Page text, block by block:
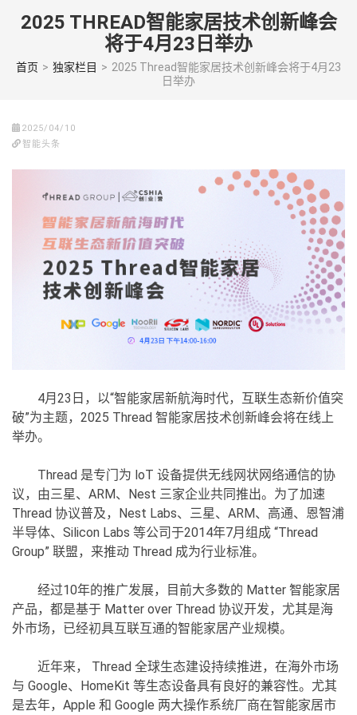
(Press
2025 THREAD智能家居技术创新峰会
将于4月23日举办
首页 > 独家栏目 > 2025 Thread智能家居技术创新峰会将于4月23
日举办
2025/04/10
智能头条
4月23日，以“智能家居新航海时代，互联生态新价值突
破”为主题，2025 Thread 智能家居技术创新峰会将在线上
举办。
Thread 是专门为 loT 设备提供无线网状网络通信的协
议，由三星、ARM、Nest 三家企业共同推出。为了加速
Thread 协议普及，Nest Labs、三星、ARM、高通、恩智浦
半导体、Silicon Labs 等公司于2014年7月组成 “Thread
Group” 联盟，来推动 Thread 成为行业标准。
经过10年的推广发展，目前大多数的 Matter 智能家居
产品，都是基于 Matter over Thread 协议开发，尤其是海
外市场，已经初具互联互通的智能家居产业规模。
近年来， Thread 全球生态建设持续推进，在海外市场
与 Google、HomeKit 等生态设备具有良好的兼容性。尤其
是去年，Apple 和 Google 两大操作系统厂商在智能家居市